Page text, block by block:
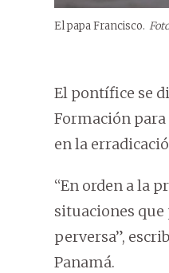
El papa Francisco.
El pontífice se
Formación para
en la
“En orden a la
situaciones que
perversa”,
Panamá.